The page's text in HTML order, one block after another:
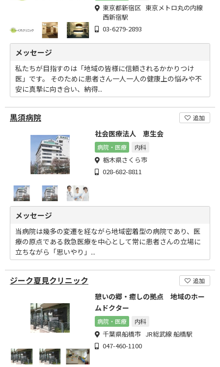
東京都新宿区 東京メトロ丸の内線
西新宿駅
03-6279-2893
メッセージ
私たちが目指すのは「地域の皆様に信頼されるかかりつけ
医」です。 そのために患者さん一人一人の健康上の悩みや不
安に真摯に向き合い、納得...
黒須病院 追加
社会医療法人 恵生会
病院・医療 内科
栃木県さくら市
028-682-8811
メッセージ
当病院は幾多の変遷を経ながら地域密着型の病院であり、医
療の原点である救急医療を中心として常に患者さんの立場に
立ちながら「思いやり」...
ジーク夏見クリニック 追加
憩いの郷・癒しの拠点 地域のホー
ムドクター
病院・医療 内科
千葉県船橋市 JR総武線 船橋駅
047-460-1100